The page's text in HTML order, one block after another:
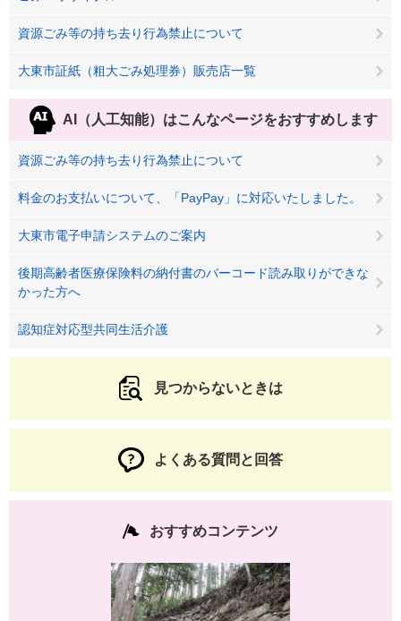
資源ごみ等の持ち去り行為禁止について
大東市証紙（粗大ごみ処理券）販売店一覧
AI（人工知能）はこんなページをおすすめします
資源ごみ等の持ち去り行為禁止について
料金のお支払いについて、「PayPay」に対応いたしました。
大東市電子申請システムのご案内
後期高齢者医療保険料の納付書のバーコード読み取りができな
かった方へ
認知症対応型共同生活介護
見つからないときは
よくある質問と回答
おすすめコンテンツ